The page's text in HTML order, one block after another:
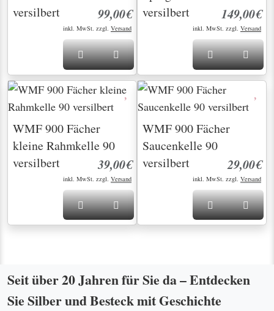
versilbert
99,00€
inkl. MwSt. zzgl. Versand
versilbert
149,00€
inkl. MwSt. zzgl. Versand
WMF 900 Fächer
kleine Rahmkelle 90
versilbert
39,00€
inkl. MwSt. zzgl. Versand
WMF 900 Fächer
Saucenkelle 90
versilbert
29,00€
inkl. MwSt. zzgl. Versand
Seit über 20 Jahren für Sie da – Entdecken
Sie Silber und Besteck mit Geschichte